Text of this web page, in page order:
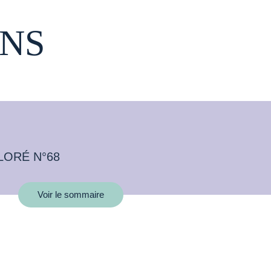
N°68
Voir le sommaire